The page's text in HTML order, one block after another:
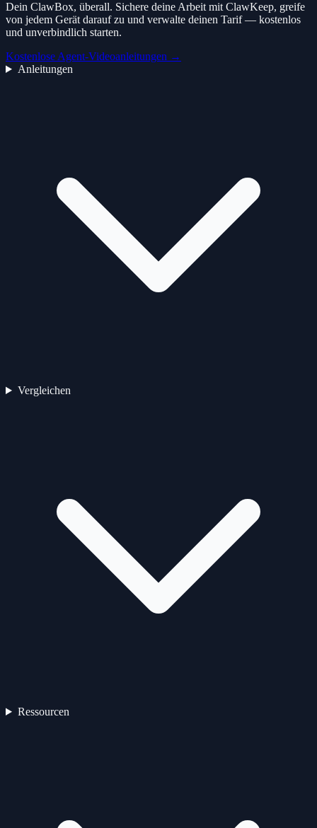
Dein ClawBox, überall. Sichere deine Arbeit mit ClawKeep, greife
von jedem Gerät darauf zu und verwalte deinen Tarif — kostenlos
und unverbindlich starten.
Kostenlose Agent-Videoanleitungen →
Anleitungen
Vergleichen
Ressourcen